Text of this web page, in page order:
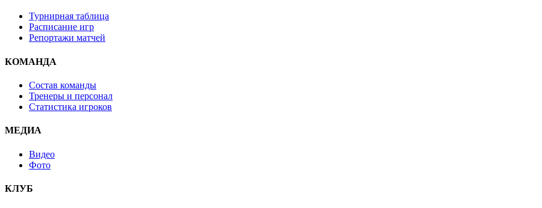
Турнирная таблица
Расписание игр
Репортажи матчей
КОМАНДА
Состав команды
Тренеры и персонал
Статистика игроков
МЕДИА
Видео
Фото
КЛУБ